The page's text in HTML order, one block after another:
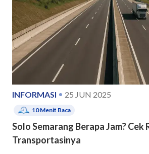
INFORMASI 25 JUN 2025
10Menit Baca
Solo Semarang Berapa Jam? Cek
Transportasinya